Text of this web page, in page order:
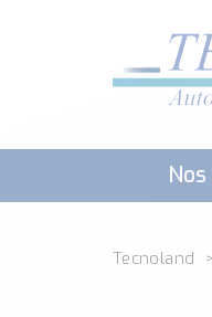
Tecnoland